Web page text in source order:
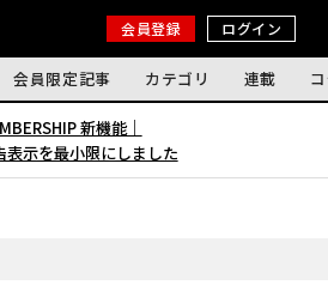
会員登録 ログイン
会員限定記事 カテゴリ 連載
新機能｜
示を最小限にしました